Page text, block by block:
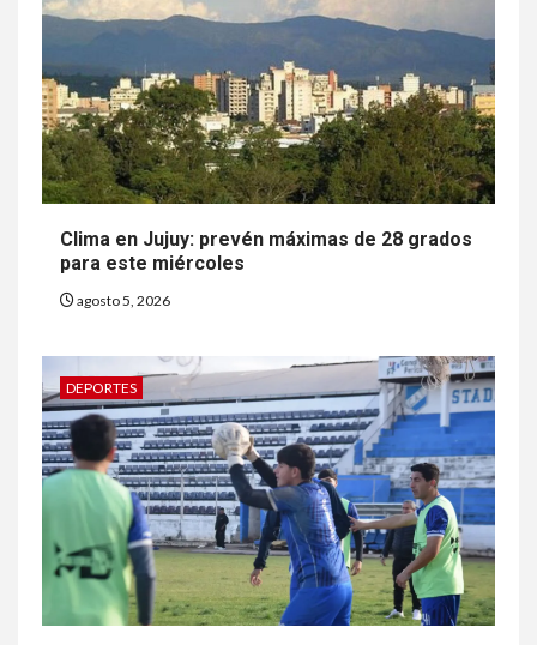
Clima en Jujuy: prevén máximas de 28 grados
para este miércoles
agosto 5, 2026
DEPORTES